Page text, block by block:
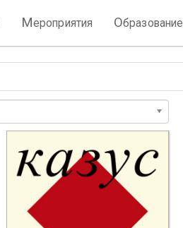
Мероприятия Образование